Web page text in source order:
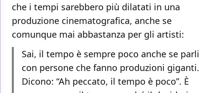
che i tempi sarebbero più dilatati in una
produzione cinematografica, anche se
comunque mai abbastanza per gli artisti:
Sai, il tempo è sempre poco anche se parli
con persone che fanno produzioni giganti.
Dicono: “Ah peccato, il tempo è poco”. È